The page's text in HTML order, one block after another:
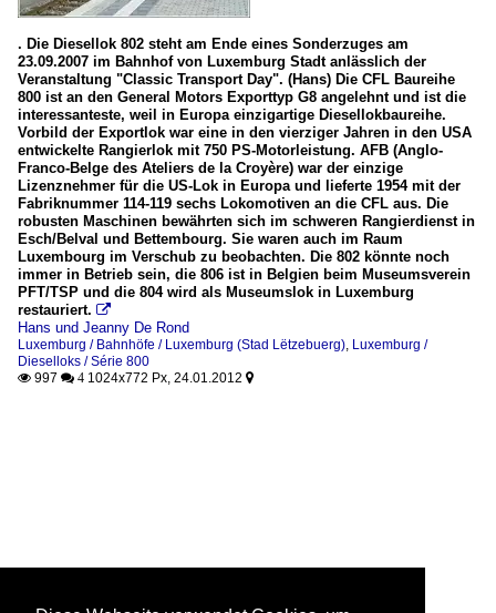
. Die Diesellok 802 steht am Ende eines Sonderzuges am
23.09.2007 im Bahnhof von Luxemburg Stadt anlässlich der
Veranstaltung "Classic Transport Day". (Hans) Die CFL Baureihe
800 ist an den General Motors Exporttyp G8 angelehnt und ist die
interessanteste, weil in Europa einzigartige Diesellokbaureihe.
Vorbild der Exportlok war eine in den vierziger Jahren in den USA
entwickelte Rangierlok mit 750 PS-Motorleistung. AFB (Anglo-
Franco-Belge des Ateliers de la Croyère) war der einzige
Lizenznehmer für die US-Lok in Europa und lieferte 1954 mit der
Fabriknummer 114-119 sechs Lokomotiven an die CFL aus. Die
robusten Maschinen bewährten sich im schweren Rangierdienst in
Esch/Belval und Bettembourg. Sie waren auch im Raum
Luxembourg im Verschub zu beobachten. Die 802 könnte noch
immer in Betrieb sein, die 806 ist in Belgien beim Museumsverein
PFT/TSP und die 804 wird als Museumslok in Luxemburg
restauriert. 
Hans und Jeanny De Rond
Luxemburg / Bahnhöfe / Luxemburg (Stad Lëtzebuerg) Luxemburg /
Dieselloks / Série 800
 997  4 1024x772 Px, 24.01.2012 